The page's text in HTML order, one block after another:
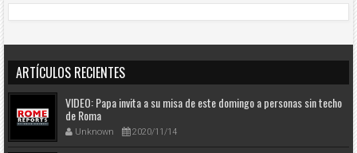
ARTÍCULOS RECIENTES
VIDEO: Papa invita a su misa de este domingo a personas sin techo
de Roma
Unknown 2020/11/14